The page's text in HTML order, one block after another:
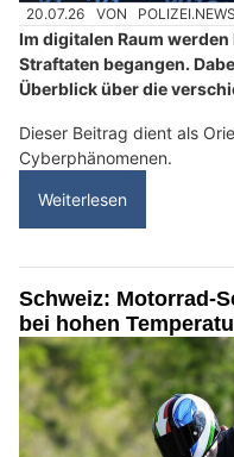
20.07.26 VON
Im digitalen Raum
Straftaten begangen.
Überblick über die
Dieser Beitrag dient als
Cyberphänomenen.
Weiterlesen
Schweiz: Motorrad-
bei hohen